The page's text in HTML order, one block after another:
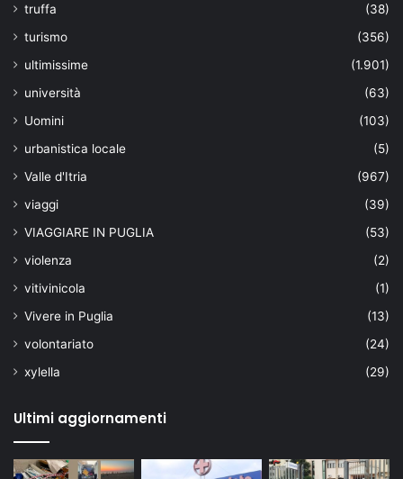
truffa
(38)
turismo
(356)
ultimissime
(1.901)
università
(63)
Uomini
(103)
urbanistica locale
(5)
Valle d'Itria
(967)
viaggi
(39)
VIAGGIARE IN PUGLIA
(53)
violenza
(2)
vitivinicola
(1)
Vivere in Puglia
(13)
volontariato
(24)
xylella
(29)
Ultimi aggiornamenti